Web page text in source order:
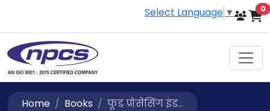
Select Language ▼ 0
Home Books फूड प्रोसेसिंग इंड...